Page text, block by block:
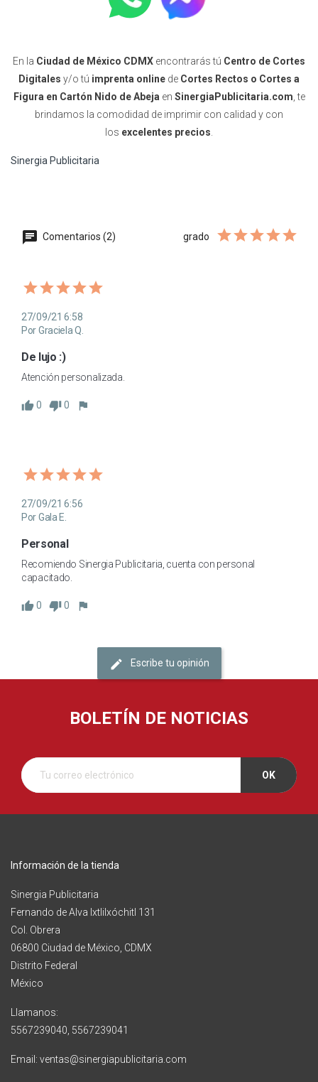
En la Ciudad de México CDMX encontrarás tú Centro de Cortes
Digitales y/o tú imprenta online de Cortes Rectos o Cortes a
Figura en Cartón Nido de Abeja en SinergiaPublicitaria.com , te
brindamos la comodidad de imprimir con calidad y con
los excelentes precios
Sinergia Publicitaria
Comentarios (2) grado
27/09/21 6:58
Por Graciela Q.
De lujo :)
Atención personalizada.
0 0
27/09/21 6:56
Por Gala E.
Personal
Recomiendo Sinergia Publicitaria, cuenta con personal
capacitado.
0 0
Escribe tu opinión
BOLETÍN DE NOTICIAS
Información de la tienda
Sinergia Publicitaria
Fernando de Alva Ixtlilxóchitl 131
Col. Obrera
06800 Ciudad de México, CDMX
Distrito Federal
México
Llamanos:
5567239040, 5567239041
Email: ventas@sinergiapublicitaria.com